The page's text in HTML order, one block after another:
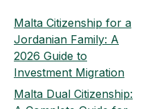
Malta Citizenship for a
Jordanian Family: A
2026 Guide to
Investment Migration
Malta Dual Citizenship: